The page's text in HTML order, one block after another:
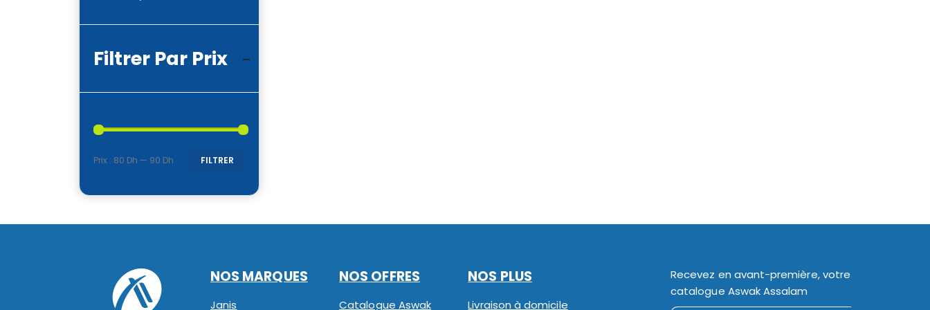
Filtrer Par Prix
FILTRER
Prix : 80 Dh — 90 Dh
NOS MARQUES
Janis
NOS OFFRES
Catalogue Aswak
NOS PLUS
Livraison à domicile
Recevez en avant-première, votre
catalogue Aswak Assalam